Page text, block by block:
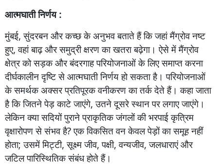
आत्मघातीनिर्णय :
मुंबई,सुंदरबनऔरकच्छकेअनुभवबतातेहैंकिजहांमैंग्रोवनष्ट
हुए,वहांबाढ़औरसमुद्रीक्षरणकाखतराबढ़ेगा। ऐसेमेंमैंग्रोव
क्षेत्रकोसड़कऔरबंदरगाहपरियोजनाओंकेलिएसमाप्तकरना
दीर्घकालीनदृष्टिसेआत्मघातीनिर्णयहोसकताहै। परियोजनाओं
केसमर्थकअक्सरप्रतिपूरकवनीकरणकातर्कदेतेहैं। कहाजाता
हैकिजितनेपेड़काटेजाएंगे,उतनेदूसरेस्थानपरलगाएजाएंगे।
लेकिनक्यासदियोंपुरानेप्राकृतिकजंगलोंकीभरपाईकृत्रिम
वृक्षारोपणसेसंभवहै?एकविकसितवनकेवलपेड़ोंकासमूहनहीं
होता;उसमेंमिट्टी,सूक्ष्मजीव,पक्षी,वन्यजीव,जलधाराएंऔर
जटिलपारिस्थितिकसंबंधहोतेहैं।